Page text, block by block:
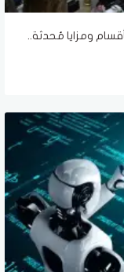
ومزايا مُحدثة..